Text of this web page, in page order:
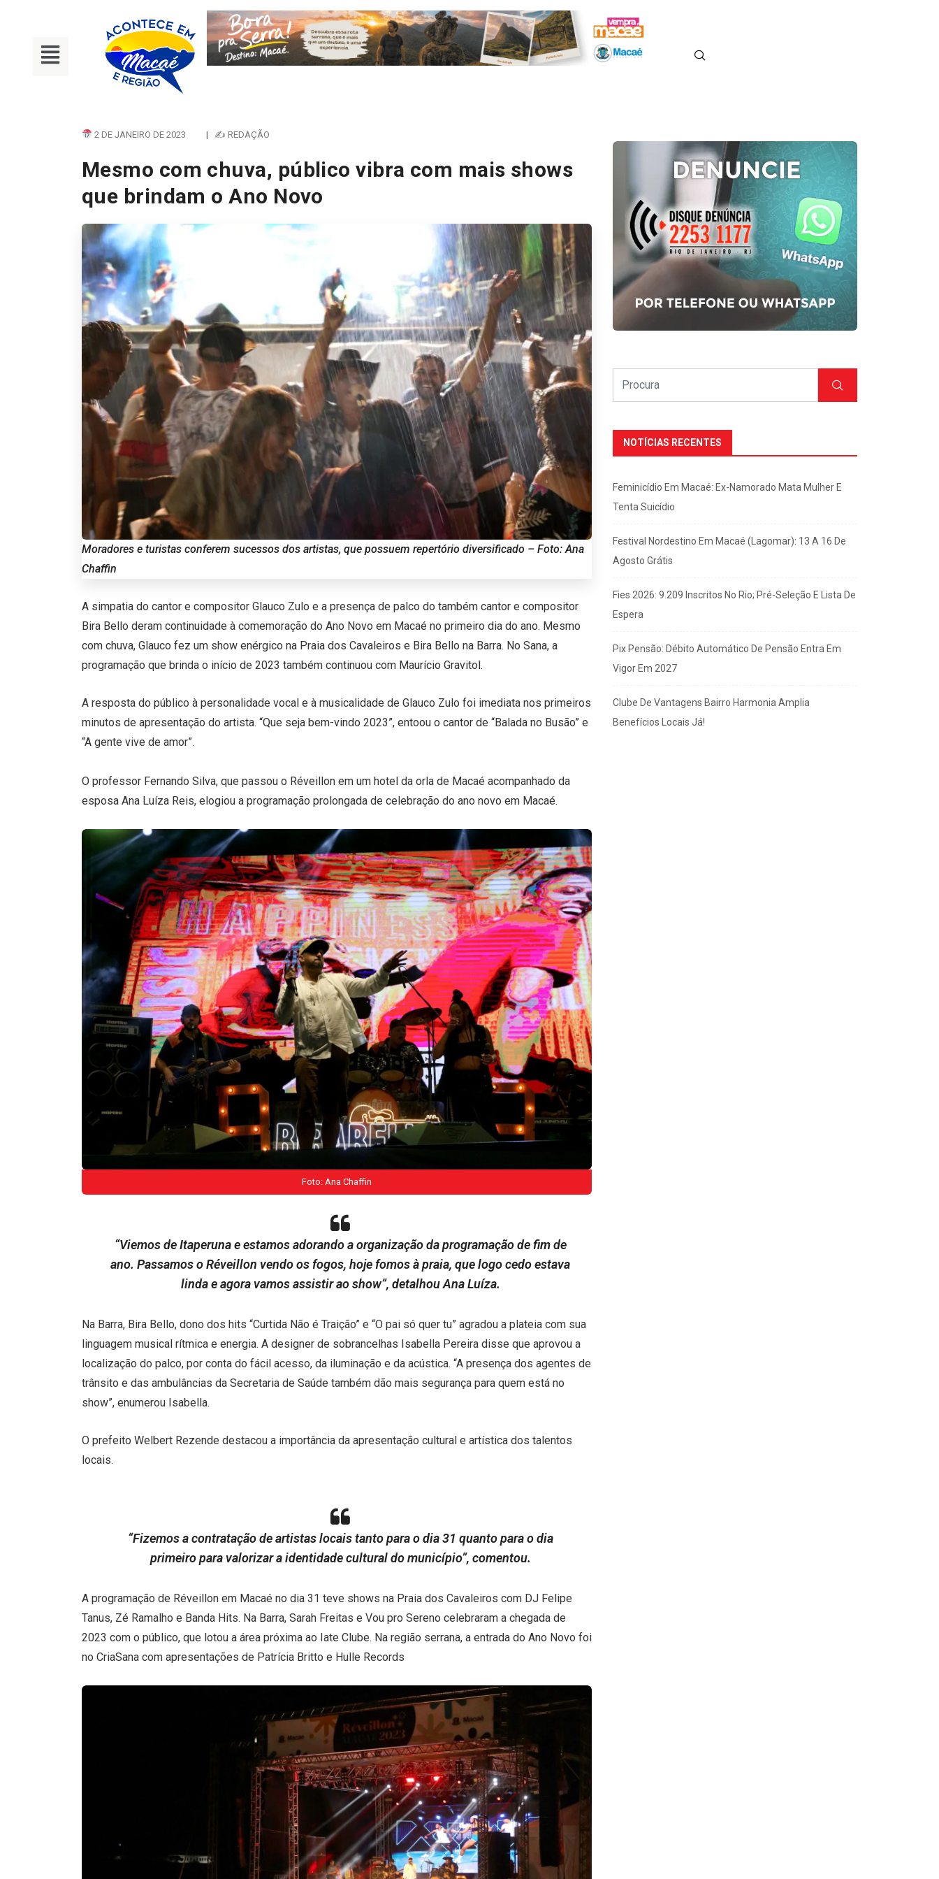
2 DE JANEIRO DE 2023 | ✍ REDAÇÃO
Mesmo com chuva, público vibra com mais shows
que brindam o Ano Novo
Moradores e turistas conferem sucessos dos artistas, que possuem repertório diversificado – Foto: Ana
Chaffin
A simpatia do cantor e compositor Glauco Zulo e a presença de palco do também cantor e compositor
Bira Bello deram continuidade à comemoração do Ano Novo em Macaé no primeiro dia do ano. Mesmo
com chuva, Glauco fez um show enérgico na Praia dos Cavaleiros e Bira Bello na Barra. No Sana, a
programação que brinda o início de 2023 também continuou com Maurício Gravitol.
A resposta do público à personalidade vocal e à musicalidade de Glauco Zulo foi imediata nos primeiros
minutos de apresentação do artista. “Que seja bem-vindo 2023”, entoou o cantor de “Balada no Busão” e
“A gente vive de amor”.
O professor Fernando Silva, que passou o Réveillon em um hotel da orla de Macaé acompanhado da
esposa Ana Luíza Reis, elogiou a programação prolongada de celebração do ano novo em Macaé.
Foto: Ana Chaffin
“Viemos de Itaperuna e estamos adorando a organização da programação de fim de
ano. Passamos o Réveillon vendo os fogos, hoje fomos à praia, que logo cedo estava
linda e agora vamos assistir ao show”, detalhou Ana Luíza.
Na Barra, Bira Bello, dono dos hits “Curtida Não é Traição” e “O pai só quer tu” agradou a plateia com sua
linguagem musical rítmica e energia. A designer de sobrancelhas Isabella Pereira disse que aprovou a
localização do palco, por conta do fácil acesso, da iluminação e da acústica. “A presença dos agentes de
trânsito e das ambulâncias da Secretaria de Saúde também dão mais segurança para quem está no
show”, enumerou Isabella.
O prefeito Welbert Rezende destacou a importância da apresentação cultural e artística dos talentos
locais.
“Fizemos a contratação de artistas locais tanto para o dia 31 quanto para o dia
primeiro para valorizar a identidade cultural do município”, comentou.
A programação de Réveillon em Macaé no dia 31 teve shows na Praia dos Cavaleiros com DJ Felipe
Tanus, Zé Ramalho e Banda Hits. Na Barra, Sarah Freitas e Vou pro Sereno celebraram a chegada de
2023 com o público, que lotou a área próxima ao Iate Clube. Na região serrana, a entrada do Ano Novo foi
no CriaSana com apresentações de Patrícia Britto e Hulle Records
NOTÍCIAS RECENTES
Feminicídio Em Macaé: Ex-Namorado Mata Mulher E
Tenta Suicídio
Festival Nordestino Em Macaé (Lagomar): 13 A 16 De
Agosto Grátis
Fies 2026: 9.209 Inscritos No Rio; Pré-Seleção E Lista De
Espera
Pix Pensão: Débito Automático De Pensão Entra Em
Vigor Em 2027
Clube De Vantagens Bairro Harmonia Amplia
Benefícios Locais Já!